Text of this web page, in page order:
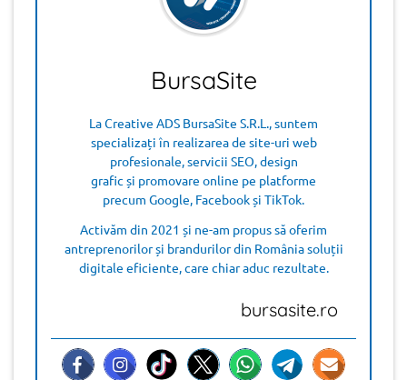
BursaSite
La Creative ADS BursaSite S.R.L., suntem
specializați în realizarea de site-uri web
profesionale, servicii SEO, design
grafic și promovare online pe platforme
precum Google, Facebook și TikTok.
Activăm din 2021 și ne-am propus să oferim
antreprenorilor și brandurilor din România soluții
digitale eficiente, care chiar aduc rezultate.
bursasite.ro